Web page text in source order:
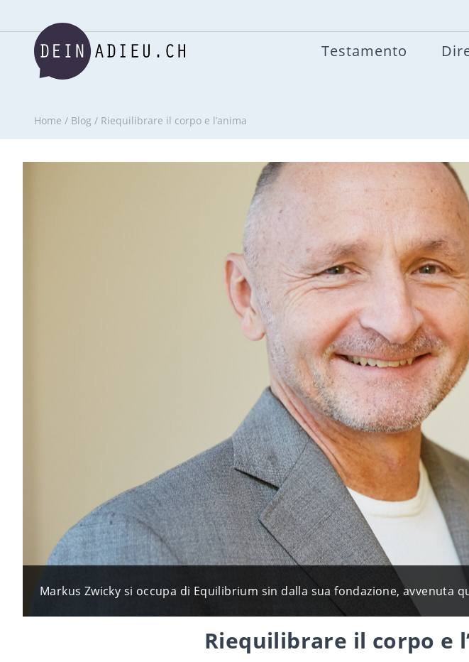
Testamento
Home / Blog / Riequilibrare il corpo e l’anima
Markus Zwicky si occupa di Equilibrium sin dalla sua fondazione, avvenuta
Riequilibrare il corpo e